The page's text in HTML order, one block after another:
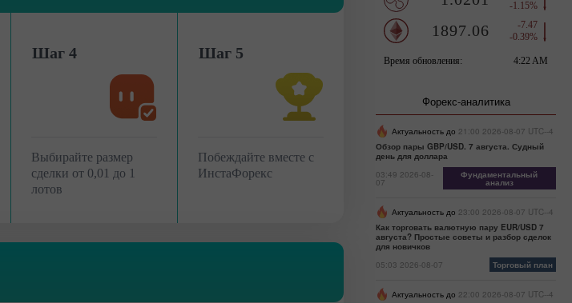
Шаг 4
Выбирайте размер
сделки от 0,01 до 1
лотов
Шаг 5
Побеждайте вместе с
ИнстаФорекс
Форекс-аналитика
Актуальность до 21:00 2026-08-07 UTC--4
Обзор пары GBP/USD. 7 августа. Судный
день для доллара
03:49 2026-08-
07
Фундаментальный
анализ
Актуальность до 23:00 2026-08-07 UTC--4
Как торговать валютную пару EUR/USD 7
августа? Простые советы и разбор сделок
для новичков
05:03 2026-08-07
Торговый план
Актуальность до 22:00 2026-08-07 UTC--4